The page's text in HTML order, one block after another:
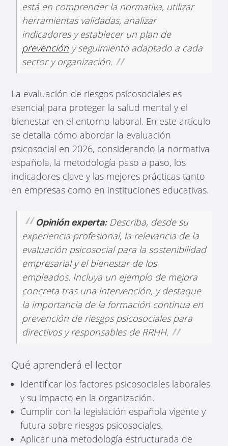
está en comprender la normativa, utilizar
herramientas validadas, analizar
indicadores y establecer un plan de
prevención y seguimiento adaptado a cada
sector y organización.
La evaluación de riesgos psicosociales es
esencial para proteger la salud mental y el
bienestar en el entorno laboral. En este artículo
se detalla cómo abordar la evaluación
psicosocial en 2026, considerando la normativa
española, la metodología paso a paso, los
indicadores clave y las mejores prácticas tanto
en empresas como en instituciones educativas.
Opinión experta: Describa, desde su
experiencia profesional, la relevancia de la
evaluación psicosocial para la sostenibilidad
empresarial y el bienestar de los
empleados. Incluya un ejemplo de mejora
concreta tras una intervención, y destaque
la importancia de la formación continua en
prevención de riesgos psicosociales para
directivos y responsables de RRHH.
Qué aprenderá el lector
Identificar los factores psicosociales laborales
y su impacto en la organización.
Cumplir con la legislación española vigente y
futura sobre riesgos psicosociales.
Aplicar una metodología estructurada de